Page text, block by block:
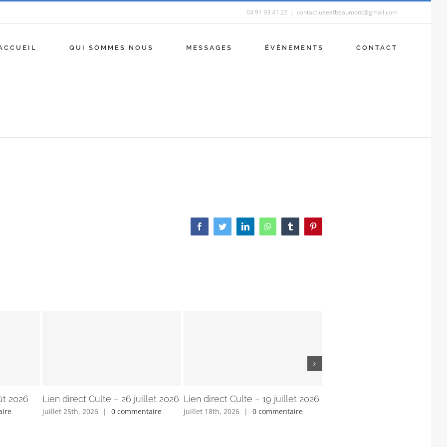
04 91 93 41 22 | contact.ueeafbeaumont@gmail.com
QUI SOMMES NOUS MESSAGES ÉVÈNEMENTS CONTACT
FacebookTwitterLinkedInWhatsAppTumblr
2026 Lien direct Culte – 26 juillet 2026
juillet 25th, 2026 | 0 commentaire
Lien direct Culte – 19 juillet 2026
juillet 18th, 2026 | 0 commentaire